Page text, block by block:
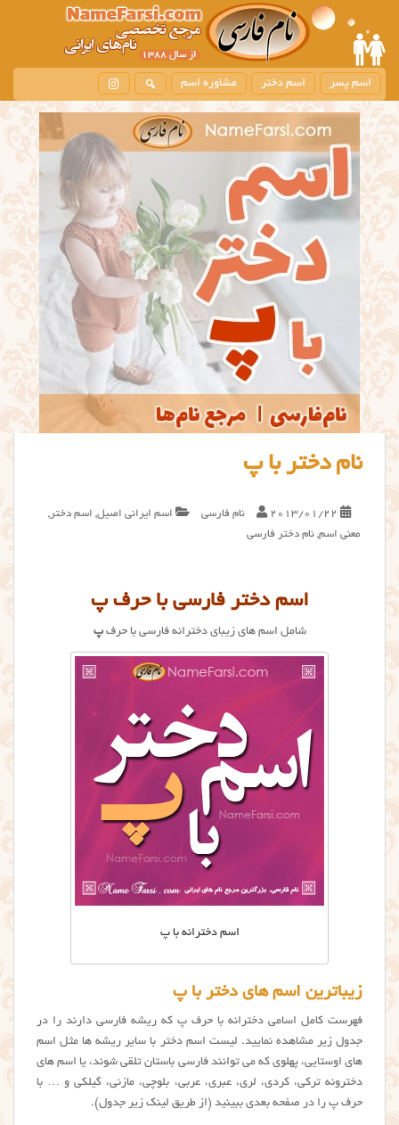
m
i
c
n
t
اسم پسر اسم دختر مشاوره اسم
نام دختر با پ
2013/01/22 نام فارسی اسم ایرانی اصیل, اسم دختر ,
معنی اسم, نام دختر فارسی
اسم دختر فارسی با حرف پ
شامل اسم های زیبای دخترانه فارسی با حرفپ
اسم دخترانه با پ
زیباترین اسم های دختر با پ
فهرست کامل اسامی دخترانه با حرف پ که ریشه فارسی دارند را در
جدول زیر مشاهده نمایید. لیست اسم دختر با سایر ریشه ها مثل اسم
های اوستایی، پهلوی که می توانند فارسی باستان تلقی شوند، یا اسم های
دخترونه ترکی، کردی، لری، عبری، عربی، بلوچی، مازنی، گیلکی و … با
حرف پ را در صفحه بعدی ببینید (از طریق لینک زیر جدول).